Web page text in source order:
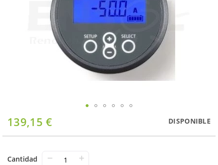
139,15 € DISPONIBLE
Cantidad − +
Saltar
al
comienzo
la